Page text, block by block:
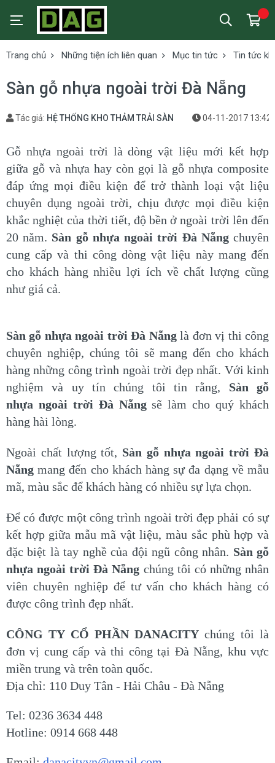
Trang chủ Những tiện ích liên quan Mục tin tức Tin tức
Sàn gỗ nhựa ngoài trời Đà Nẵng
Tác giả: HỆ THỐNG KHO THẢM TRẢI SÀN 04-11-2017 13:42
Gỗ nhựa ngoài trời là dòng vật liệu mới kết hợp
giữa gỗ và nhựa hay còn gọi là gỗ nhựa composite
đáp ứng mọi điều kiện để trở thành loại vật liệu
chuyên dụng ngoài trời, chịu được mọi điều kiện
khắc nghiệt của thời tiết, độ bền ở ngoài trời lên đến
20 năm. Sàn gỗ nhựa ngoài trời Đà Nẵngchuyên
cung cấp và thi công dòng vật liệu này mang đến
cho khách hàng nhiều lợi ích về chất lượng cũng
như giá cả.
Sàn gỗ nhựa ngoài trời Đà Nẵnglà đơn vị thi công
chuyên nghiệp, chúng tôi sẽ mang đến cho khách
hàng những công trình ngoài trời đẹp nhất. Với kinh
nghiệm và uy tín chúng tôi tin rằng, Sàn gỗ
nhựa ngoài trời Đà Nẵngsẽ làm cho quý khách
hàng hài lòng.
Ngoài chất lượng tốt, Sàn gỗ nhựa ngoài trời Đà
Nẵng mang đến cho khách hàng sự đa dạng về mẫu
mã, màu sắc để khách hàng có nhiều sự lựa chọn.
Để có được một công trình ngoài trời đẹp phải có sự
kết hợp giữa mẫu mã vật liệu, màu sắc phù hợp và
đặc biệt là tay nghề của đội ngũ công nhân. Sàn gỗ
nhựa ngoài trời Đà Nẵng chúng tôi có những nhân
viên chuyên nghiệp để tư vấn cho khách hàng có
được công trình đẹp nhất.
CÔNG TY CỔ PHẦN DANACITY chúng tôi là
đơn vị cung cấp và thi công tại Đà Nẵng, khu vực
miền trung và trên toàn quốc.
Địa chỉ: 110 Duy Tân - Hải Châu - Đà Nẵng
Tel: 0236 3634 448
Hotline: 0914 668 448